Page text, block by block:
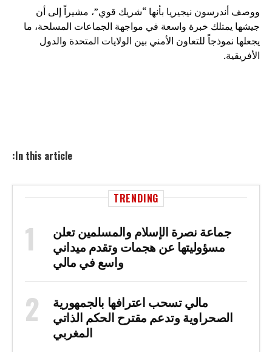
ووصف أندرسون نيجيريا بأنها “شريك قوي”، مشيراً إلى أن
جيشها يمتلك خبرة واسعة في مواجهة الجماعات المسلحة، ما
يجعلها نموذجاً للتعاون الأمني بين الولايات المتحدة والدول
الأفريقية.
In this article:
TRENDING
جماعة نصرة الإسلام والمسلمين تعلن
مسؤوليتها عن هجمات وتقدم ميداني
واسع في مالي
مالي تسحب اعترافها بالجمهورية
الصحراوية وتدعم مقترح الحكم الذاتي
المغربي